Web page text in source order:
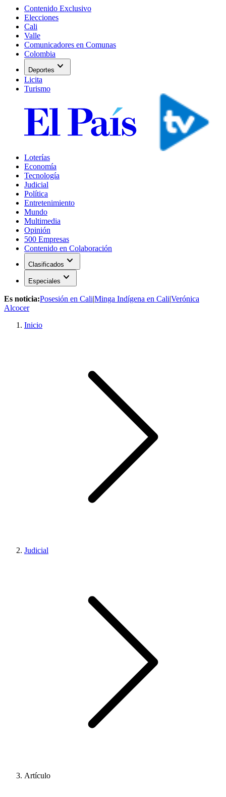
Contenido Exclusivo
Elecciones
Cali
Valle
Comunicadores en Comunas
Colombia
Deportes expand_more
Licita
Turismo
Loterías
Economía
Tecnología
Judicial
Política
Entretenimiento
Mundo
Multimedia
Opinión
500 Empresas
Contenido en Colaboración
Clasificados expand_more
Especiales expand_more
Es noticia:Posesión en Cali|Minga Indígena en Cali|Verónica
Alcocer
Inicio
Judicial
Artículo